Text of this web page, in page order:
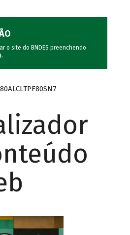
o site do BNDES preenchendo
.